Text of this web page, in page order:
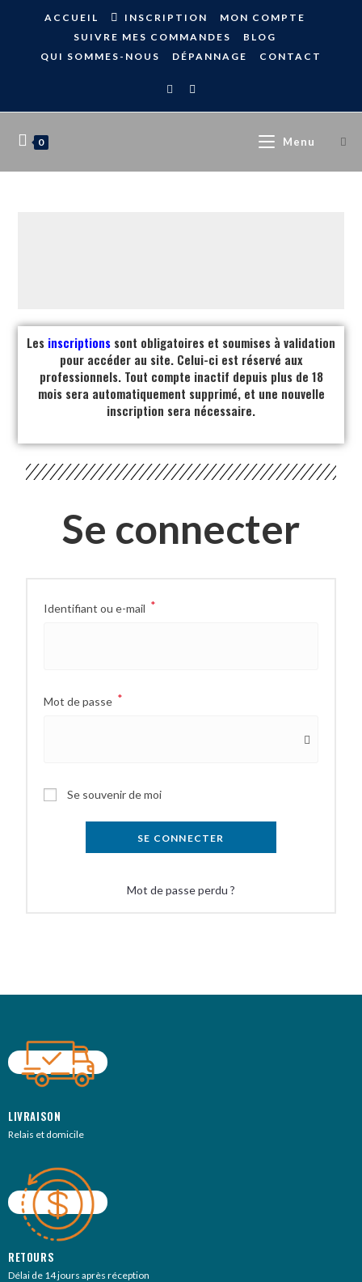
ACCUEIL INSCRIPTION
MON COMPTE
SUIVRE MES COMMANDES
BLOG
QUI SOMMES-NOUS
DÉPANNAGE CONTACT
0 Menu
Les inscriptions sont obligatoires et soumises à validation
pour accéder au site. Celui-ci est réservé aux
professionnels. Tout compte inactif depuis plus de 18
mois sera automatiquement supprimé, et une nouvelle
inscription sera nécessaire.
Se connecter
Identifiant ou e-mail *
Mot de passe *
Se souvenir de moi
SE CONNECTER
Mot de passe perdu ?
LIVRAISON
Relais et domicile
RETOURS
Délai de 14 jours après réception